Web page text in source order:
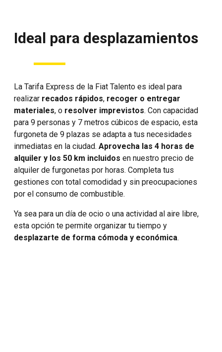
Ideal para desplazamientos
La Tarifa Express de la Fiat Talento es ideal para
realizar recados rápidos, recoger o entregar
materiales, o resolver imprevistos. Con capacidad
para 9 personas y 7 metros cúbicos de espacio, esta
furgoneta de 9 plazas se adapta a tus necesidades
inmediatas en la ciudad. Aprovecha las 4 horas de
alquiler y los 50 km incluidos en nuestro precio de
alquiler de furgonetas por horas. Completa tus
gestiones con total comodidad y sin preocupaciones
por el consumo de combustible.
Ya sea para un día de ocio o una actividad al aire libre,
esta opción te permite organizar tu tiempo y
desplazarte de forma cómoda y económica.